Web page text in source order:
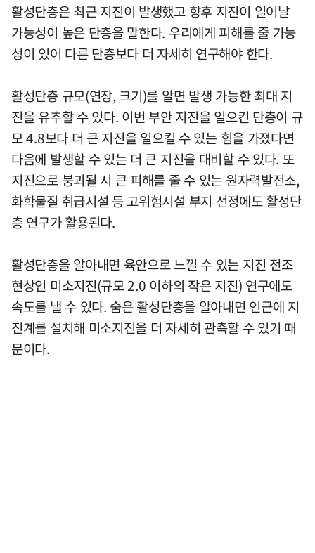
활성단층은 최근 지진이 발생했고 향후 지진이 일어날
가능성이 높은 단층을 말한다. 우리에게 피해를 줄 가능
성이 있어 다른 단층보다 더 자세히 연구해야 한다.
활성단층 규모(연장, 크기)를 알면 발생 가능한 최대 지
진을 유추할 수 있다. 이번 부안 지진을 일으킨 단층이 규
모 4.8보다 더 큰 지진을 일으킬 수 있는 힘을 가졌다면
다음에 발생할 수 있는 더 큰 지진을 대비할 수 있다. 또
지진으로 붕괴될 시 큰 피해를 줄 수 있는 원자력발전소,
화학물질 취급시설 등 고위험시설 부지 선정에도 활성단
층 연구가 활용된다.
활성단층을 알아내면 육안으로 느낄 수 있는 지진 전조
현상인 미소지진(규모 2.0 이하의 작은 지진) 연구에도
속도를 낼 수 있다. 숨은 활성단층을 알아내면 인근에 지
진계를 설치해 미소지진을 더 자세히 관측할 수 있기 때
문이다.